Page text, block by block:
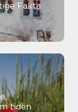
Fakta
tiden